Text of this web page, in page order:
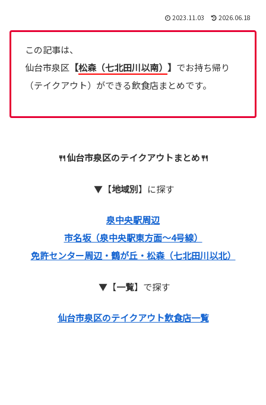
2023.11.03 2026.06.18
この記事は、
仙台市泉区 【松森（七北田川以南） 】 でお持ち帰り
（テイクアウト）ができる飲食店まとめです。
🍴仙台市泉区のテイクアウトまとめ🍴
▼【地域別】に探す
泉中央駅周辺
市名坂（泉中央駅東方面～4号線）
免許センター周辺・鶴が丘・松森（七北田川以北）
▼【一覧】で探す
仙台市泉区のテイクアウト飲食店一覧